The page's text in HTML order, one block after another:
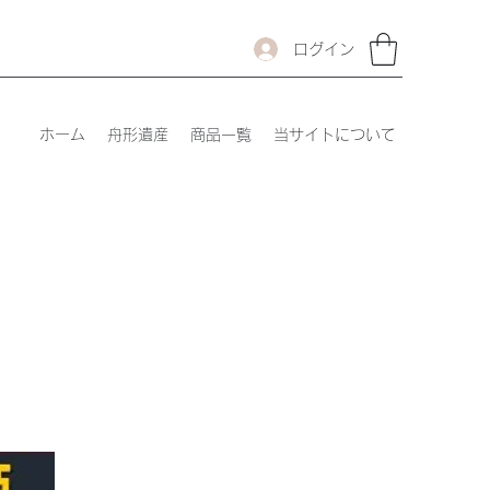
ログイン
ホーム 舟形遺産 商品一覧 当サイトについて